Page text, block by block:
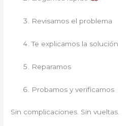
Revisamos el problema
Te explicamos la solución
Reparamos
Probamos y verificamos
Sin complicaciones. Sin vueltas.